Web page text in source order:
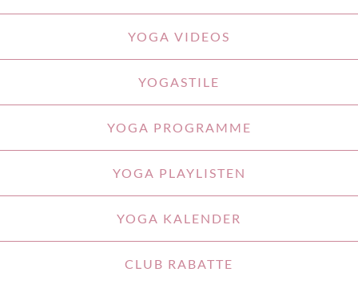
YOGA VIDEOS
YOGASTILE
YOGA PROGRAMME
YOGA PLAYLISTEN
YOGA KALENDER
CLUB RABATTE